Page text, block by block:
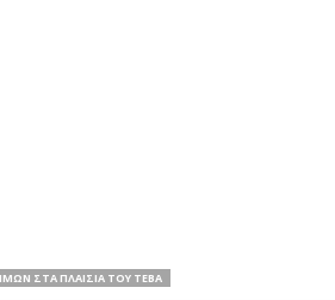
ΣΤΑ ΠΛΑΊΣΙΑ ΤΟΥ ΤΕΒΑ